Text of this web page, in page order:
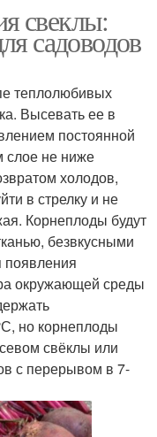
свеклы:
садоводов
теплолюбивых
Высевать ее в
постоянной
слое не ниже
холодов,
в стрелку и не
Корнеплоды будут
безвкусными
появления
окружающей среды
но корнеплоды
свёклы или
с перерывом в 7-